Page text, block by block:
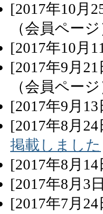
[2017年10月
（会員ページ
[2017年10月 11
[2017年9月 21
（会員ページ
[2017年9月 13
[2017年8月 24
掲載しました
[2017年8月 14
[2017年8月 3
[2017年7月 24